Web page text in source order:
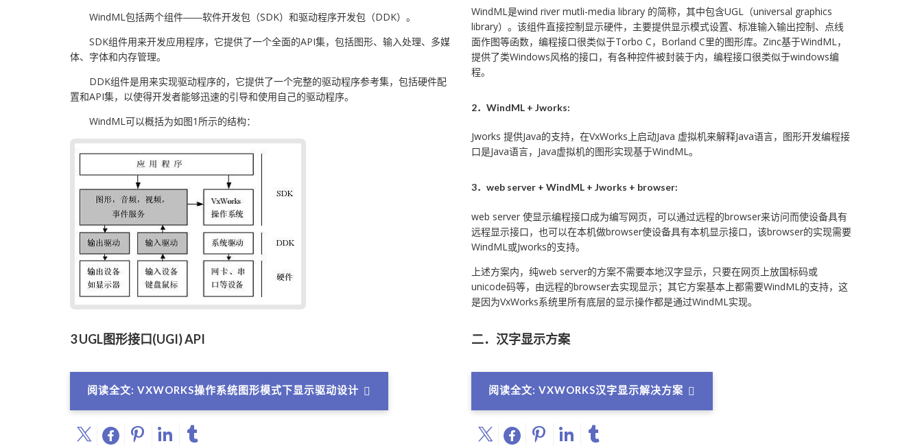
WindML包括两个组件――软件开发包（SDK）和驱动程序开发包（DDK）。
SDK组件用来开发应用程序，它提供了一个全面的API集，包括图形、输入处理、多媒
体、字体和内存管理。
DDK组件是用来实现驱动程序的，它提供了一个完整的驱动程序参考集，包括硬件配
置和API集，以使得开发者能够迅速的引导和使用自己的驱动程序。
WindML可以概括为如图1所示的结构：
3 UGL图形接口(UGI) API
阅读全文: VXWORKS操作系统图形模式下显示驱动设计
WindML是wind river mutli-media library 的简称，其中包含UGL（universal graphics
library）。该组件直接控制显示硬件，主要提供显示模式设置、标准输入输出控制、点线
面作图等函数，编程接口很类似于Torbo C，Borland C里的图形库。Zinc基于WindML，
提供了类Windows风格的接口，有各种控件被封装于内，编程接口很类似于windows编
程。
2．WindML + Jworks:
Jworks 提供Java的支持，在VxWorks上启动Java 虚拟机来解释Java语言，图形开发编程接
口是Java语言，Java虚拟机的图形实现基于WindML。
3．web server + WindML + Jworks + browser:
web server 使显示编程接口成为编写网页，可以通过远程的browser来访问而使设备具有
远程显示接口，也可以在本机做browser使设备具有本机显示接口，该browser的实现需要
WindML或Jworks的支持。
上述方案内，纯web server的方案不需要本地汉字显示，只要在网页上放国标码或
unicode码等，由远程的browser去实现显示；其它方案基本上都需要WindML的支持，这
是因为VxWorks系统里所有底层的显示操作都是通过WindML实现。
二．汉字显示方案
阅读全文: VXWORKS汉字显示解决方案